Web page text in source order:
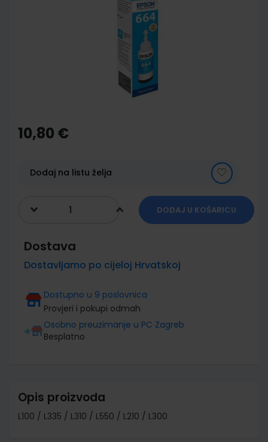
the
beginning
gallery
10,80 €
Dodaj na listu želja
DODAJ U KOŠARICU
Dostava
Dostavljamo po cijeloj Hrvatskoj
Dostupno u 9 poslovnica
Provjeri i pokupi odmah
Osobno preuzimanje u PC Zagreb
Besplatno
Opis proizvoda
L100 / L335 / L310 / L550 / L210 / L300